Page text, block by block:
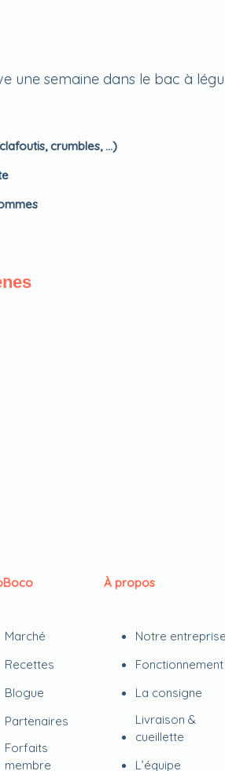
une semaine dans le bac à
crumbles, …)
Marché
Recettes
Blogue
Partenaires
Forfaits
membre
À propos
Notre entreprise
Fonctionnement
La consigne
Livraison &
cueillette
L’équipe